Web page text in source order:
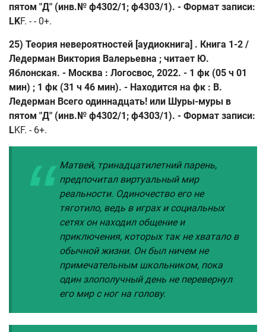
пятом "Д" (инв.№ ф4302/1; ф4303/1). - Формат записи:
LKF. - - 0+.
25) Теория невероятностей [аудиокнига] . Книга 1-2 /
Ледерман Виктория Валерьевна ; читает Ю.
Яблонская. - Москва : Логосвос, 2022. - 1 фк (05 ч 01
мин) ; 1 фк (31 ч 46 мин). - Находится на фк : В.
Ледерман Всего одиннадцать! или Шуры-муры в
пятом "Д" (инв.№ ф4302/1; ф4303/1). - Формат записи:
LKF. - 6+.
Матвей, тринадцатилетний парень,
предпочитал виртуальный мир
реальности. Одиночество его не
тяготило, ведь в играх и социальных
сетях он находил общение и
приключения, которых так не хватало в
обычной жизни. Он был ничем не
примечательным школьником, пока
один злополучный день не перевернул
его мир с ног на голову.